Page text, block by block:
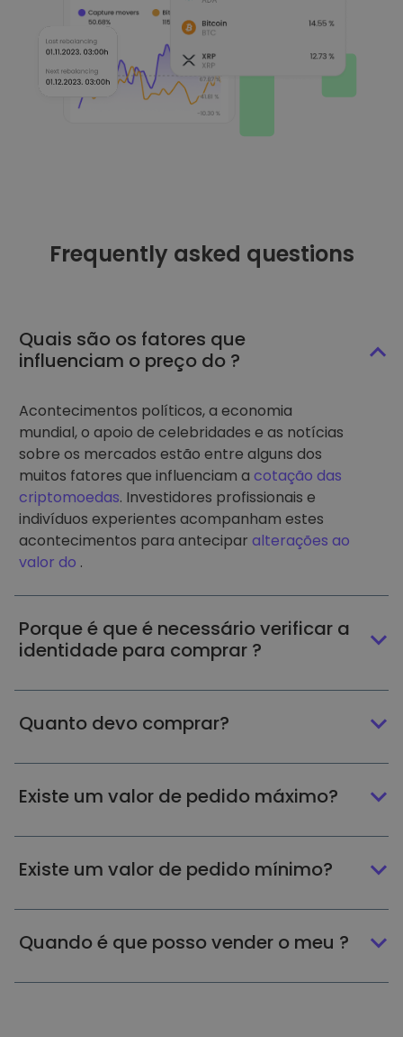
Frequently asked questions
Quais são os fatores que
influenciam o preço do ?
Acontecimentos políticos, a economia
mundial, o apoio de celebridades e as notícias
sobre os mercados estão entre alguns dos
muitos fatores que influenciam a cotação das
criptomoedas. Investidores profissionais e
indivíduos experientes acompanham estes
acontecimentos para antecipar alterações ao
valor do .
Porque é que é necessário verificar a
identidade para comprar ?
Quanto devo comprar?
Existe um valor de pedido máximo?
Existe um valor de pedido mínimo?
Quando é que posso vender o meu ?